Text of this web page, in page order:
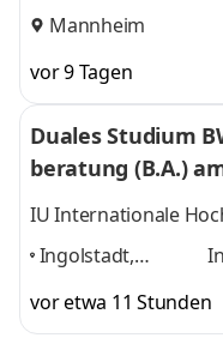
Mannheim
vor 9 Tagen
Duales Studium
beratung (B.A.)
Treuhand
IU Internationale
Ingolstadt,
Donau, Rain am
Lech, Home-
vor etwa 11 Stunden